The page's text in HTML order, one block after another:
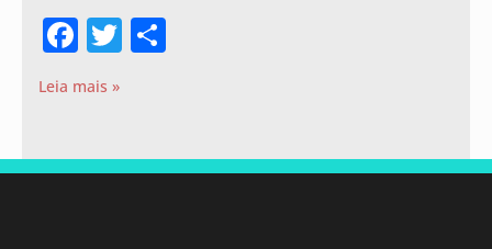
Facebook
Twitter
Leia mais »